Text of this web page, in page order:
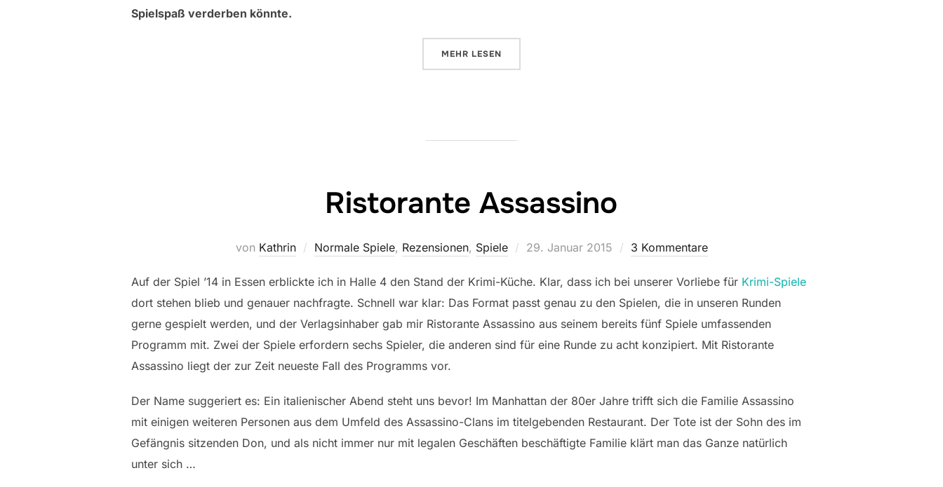
Spielspaß verderben könnte.
MEHR ÜBER „TÖDLICHER RUHM“
LESEN
Ristorante Assassino
von Kathrin Normale Spiele, Rezensionen, Spiele
Veröffentlicht
29. Januar 2015 3 Kommentare
Auf der Spiel ’14 in Essen erblickte ich in Halle 4 den Stand der Krimi-Küche. Klar, dass ich bei unserer Vorliebe für Krimi-Spiele
dort stehen blieb und genauer nachfragte. Schnell war klar: Das Format passt genau zu den Spielen, die in unseren Runden
gerne gespielt werden, und der Verlagsinhaber gab mir Ristorante Assassino aus seinem bereits fünf Spiele umfassenden
Programm mit. Zwei der Spiele erfordern sechs Spieler, die anderen sind für eine Runde zu acht konzipiert. Mit Ristorante
Assassino liegt der zur Zeit neueste Fall des Programms vor.
Der Name suggeriert es: Ein italienischer Abend steht uns bevor! Im Manhattan der 80er Jahre trifft sich die Familie Assassino
mit einigen weiteren Personen aus dem Umfeld des Assassino-Clans im titelgebenden Restaurant. Der Tote ist der Sohn des im
Gefängnis sitzenden Don, und als nicht immer nur mit legalen Geschäften beschäftigte Familie klärt man das Ganze natürlich
unter sich …